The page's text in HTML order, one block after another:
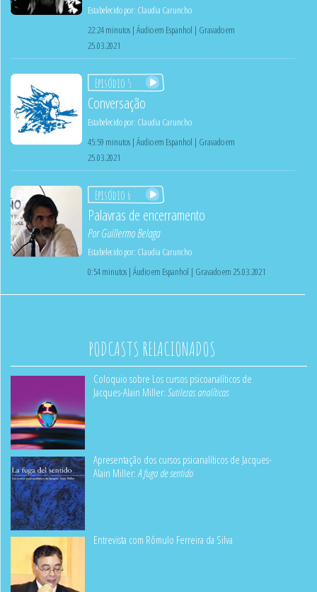
Estabelecido por: Claudia Caruncho
22:24 minutos | Áudio em Espanhol | Gravado em
25.03.2021
Episódio 5
Conversação
Estabelecido por: Claudia Caruncho
45:59 minutos | Áudio em Espanhol | Gravado em
25.03.2021
Episódio 6
Palavras de encerramento
PorGuillermo Belaga
Estabelecido por: Claudia Caruncho
0:54 minutos | Áudio em Espanhol | Gravado em 25.03.2021
PODCASTS RELACIONADOS
Coloquio sobre Los cursos psicoanalíticos de
Jacques-Alain Miller: Sutilezas analíticas
Apresentação dos cursos psicanalíticos de Jacques-
Alain Miller:A fuga de sentido
Entrevista com Rômulo Ferreira da Silva